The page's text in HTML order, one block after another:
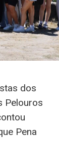
dos
Pelouros
Pena